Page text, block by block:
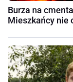
Burza na
Mieszkańcy nie